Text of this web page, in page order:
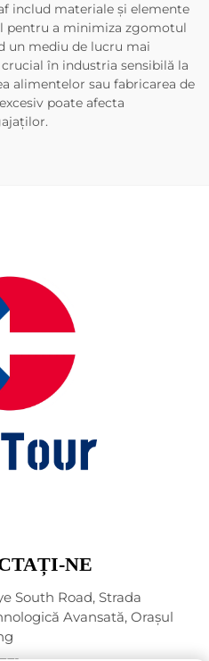
includ materiale și elemente
pentru a minimiza zgomotul
un mediu de lucru mai
în industria sensibilă la
alimentelor sau fabricarea de
poate afecta
NE
South Road, Strada
Avansată, Orașul